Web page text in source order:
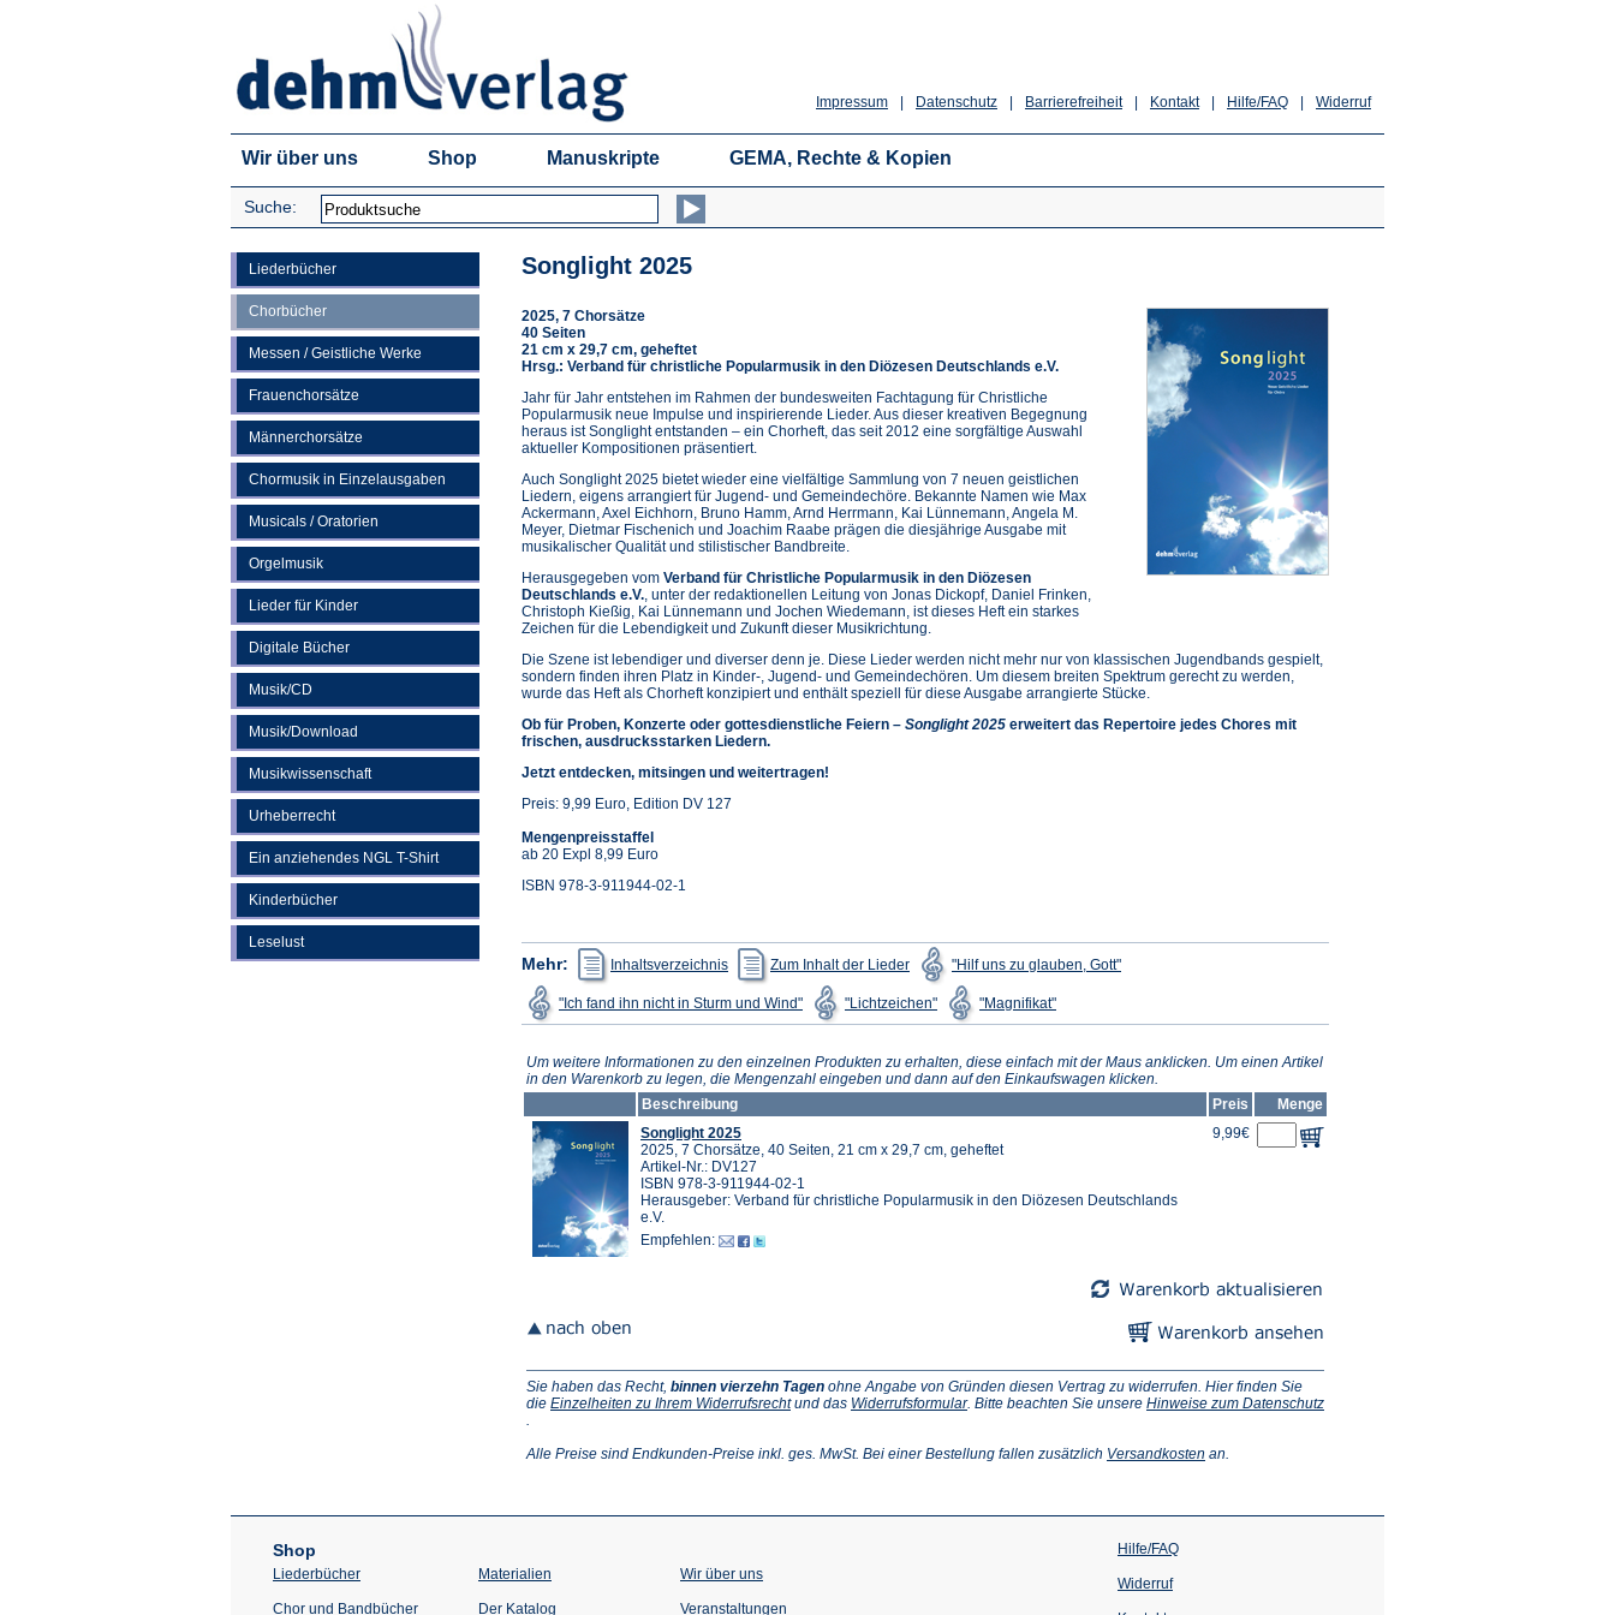
Widerruf
Hilfe/FAQ
Kontakt
Barrierefreiheit
Datenschutz
Impressum
Wir über uns Shop Manuskripte GEMA, Rechte & Kopien
Suche:
Liederbücher
Chorbücher
Messen / Geistliche Werke
Frauenchorsätze
Männerchorsätze
Chormusik in Einzelausgaben
Musicals / Oratorien
Orgelmusik
Lieder für Kinder
Digitale Bücher
Musik/CD
Musik/Download
Musikwissenschaft
Urheberrecht
Ein anziehendes NGL T-Shirt
Kinderbücher
Leselust
Songlight 2025
2025, 7 Chorsätze
40 Seiten
21 cm x 29,7 cm, geheftet
Hrsg.: Verband für christliche Popularmusik in den Diözesen Deutschlands e.V.
Jahr für Jahr entstehen im Rahmen der bundesweiten Fachtagung für Christliche
Popularmusik neue Impulse und inspirierende Lieder. Aus dieser kreativen Begegnung
heraus ist Songlight entstanden – ein Chorheft, das seit 2012 eine sorgfältige Auswahl
aktueller Kompositionen präsentiert.
Auch Songlight 2025 bietet wieder eine vielfältige Sammlung von 7 neuen geistlichen
Liedern, eigens arrangiert für Jugend- und Gemeindechöre. Bekannte Namen wie Max
Ackermann, Axel Eichhorn, Bruno Hamm, Arnd Herrmann, Kai Lünnemann, Angela M.
Meyer, Dietmar Fischenich und Joachim Raabe prägen die diesjährige Ausgabe mit
musikalischer Qualität und stilistischer Bandbreite.
Herausgegeben vom Verband für Christliche Popularmusik in den Diözesen
Deutschlands e.V., unter der redaktionellen Leitung von Jonas Dickopf, Daniel Frinken,
Christoph Kießig, Kai Lünnemann und Jochen Wiedemann, ist dieses Heft ein starkes
Zeichen für die Lebendigkeit und Zukunft dieser Musikrichtung.
Die Szene ist lebendiger und diverser denn je. Diese Lieder werden nicht mehr nur von klassischen Jugendbands gespielt,
sondern finden ihren Platz in Kinder-, Jugend- und Gemeindechören. Um diesem breiten Spektrum gerecht zu werden,
wurde das Heft als Chorheft konzipiert und enthält speziell für diese Ausgabe arrangierte Stücke.
Ob für Proben, Konzerte oder gottesdienstliche Feiern – Songlight 2025 erweitert das Repertoire jedes Chores mit
frischen, ausdrucksstarken Liedern.
Jetzt entdecken, mitsingen und weitertragen!
Preis: 9,99 Euro, Edition DV 127
Mengenpreisstaffel
ab 20 Expl 8,99 Euro
ISBN 978-3-911944-02-1
Mehr: Inhaltsverzeichnis
(Öffnet
in
einem
neuen
Tab)
Zum Inhalt der Lieder
(Öffnet
in
einem
neuen
Tab)
"Hilf uns zu glauben, Gott"in
Tab)
"Ich fand ihn nicht in Sturm und Wind"
(Öffnet
in
einem
Tab)
"Lichtzeichen"
(Öffnet
in
einem
Tab)
"Magnifikat"in
einem
Tab)
Um weitere Informationen zu den einzelnen Produkten zu erhalten, diese einfach mit der Maus anklicken. Um einen Artikel
in den Warenkorb zu legen, die Mengenzahl eingeben und dann auf den Einkaufswagen klicken.
Beschreibung
Preis
Menge
Songlight 2025
2025, 7 Chorsätze, 40 Seiten, 21 cm x 29,7 cm, geheftet
Artikel-Nr.: DV127
ISBN 978-3-911944-02-1
Herausgeber: Verband für christliche Popularmusik in den Diözesen Deutschlands
e.V.
Empfehlen:
9,99€
Sie haben das Recht, binnen vierzehn Tagen ohne Angabe von Gründen diesen Vertrag zu widerrufen. Hier finden Sie
die Einzelheiten zu Ihrem Widerrufsrecht(Öffnet
neuen
und das Widerrufsformular(Öffnet
neuen
. Bitte beachten Sie unsere Hinweise zum Datenschutz
einem
.
Alle Preise sind Endkunden-Preise inkl. ges. MwSt. Bei einer Bestellung fallen zusätzlich Versandkosten (Öffnet
Tab)
an.
Shop
Liederbücher
Chor und Bandbücher
Materialien
Der Katalog
Wir über uns
Veranstaltungen
Hilfe/FAQ
Widerruf